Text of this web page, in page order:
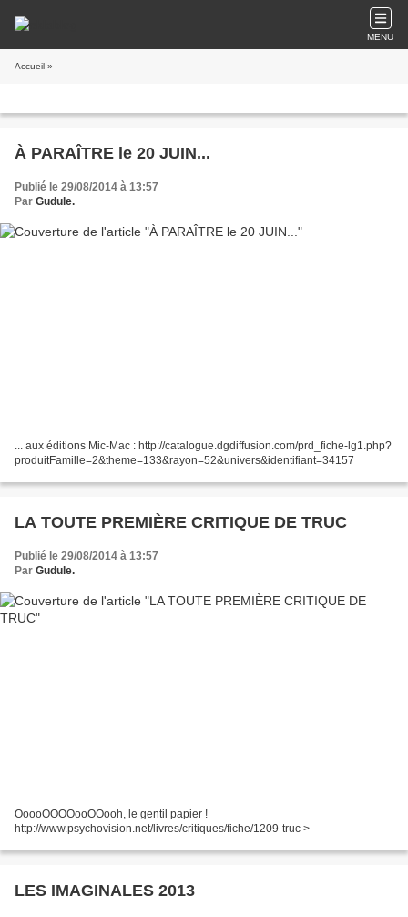
MENU
Accueil »
À PARAÎTRE le 20 JUIN...
Publié le 29/08/2014 à 13:57
Par Gudule.
... aux éditions Mic-Mac : http://catalogue.dgdiffusion.com/prd_fiche-lg1.php?
produitFamille=2&theme=133&rayon=52&univers&identifiant=34157
LA TOUTE PREMIÈRE CRITIQUE DE TRUC
Publié le 29/08/2014 à 13:57
Par Gudule.
OoooOOOOooOOooh, le gentil papier !
http://www.psychovision.net/livres/critiques/fiche/1209-truc >
LES IMAGINALES 2013